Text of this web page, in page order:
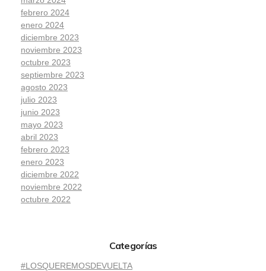
febrero 2024
enero 2024
diciembre 2023
noviembre 2023
octubre 2023
septiembre 2023
agosto 2023
julio 2023
junio 2023
mayo 2023
abril 2023
febrero 2023
enero 2023
diciembre 2022
noviembre 2022
octubre 2022
Categorías
#LOSQUEREMOSDEVUELTA